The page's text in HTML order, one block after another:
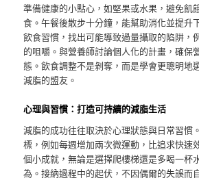
準備健康的小點心，如堅果或水果，避免飢
食。午餐後散步十分鐘，能幫助消化並提升
飲食習慣，找出可能導致過量攝取的陷阱，
的咀嚼。與營養師討論個人化的計畫，確保
態。飲食調整不是剝奪，而是學會更聰明地
減脂的盟友。
心理與習慣：打造可持續的減脂生活
減脂的成功往往取決於心理狀態與日常習慣
標，例如每週增加兩次微運動，比追求快速
個小成就，無論是選擇爬樓梯還是多喝一杯
為。接納過程中的起伏，不因偶爾的失誤而